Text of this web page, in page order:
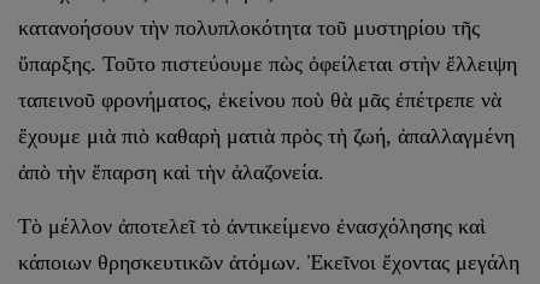
κατανοήσουν τὴν πολυπλοκότητα τοῦ μυστηρίου τῆς
ὕπαρξης. Τοῦτο πιστεύουμε πὼς ὀφείλεται στὴν ἔλλειψη
ταπεινοῦ φρονήματος, ἐκείνου ποὺ θὰ μᾶς ἐπέτρεπε νὰ
ἔχουμε μιὰ πιὸ καθαρὴ ματιὰ πρὸς τὴ ζωή, ἀπαλλαγμένη
ἀπὸ τὴν ἔπαρση καὶ τὴν ἀλαζονεία.
Τὸ μέλλον ἀποτελεῖ τὸ ἀντικείμενο ἐνασχόλησης καὶ
κάποιων θρησκευτικῶν ἀτόμων. Ἐκεῖνοι ἔχοντας μεγάλη